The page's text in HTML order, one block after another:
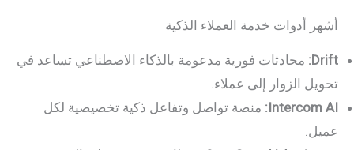
أشهر أدوات خدمة العملاء الذكية
Drift: محادثات فورية مدعومة بالذكاء الاصطناعي تساعد في
تحويل الزوار إلى عملاء.
Intercom AI: منصة تواصل وتفاعل ذكية تخصيصية لكل
عميل.